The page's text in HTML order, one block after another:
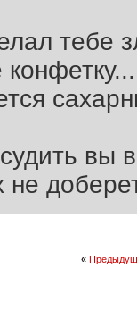
тебе
вы
не
«